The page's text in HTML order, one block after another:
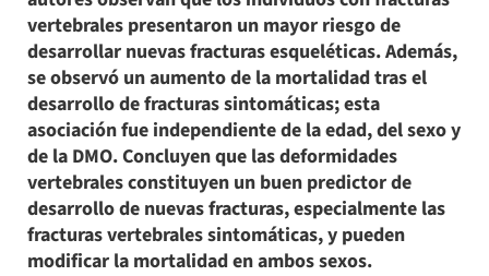
vertebrales presentaron un mayor riesgo de
desarrollar nuevas fracturas esqueléticas. Además,
se observó un aumento de la mortalidad tras el
desarrollo de fracturas sintomáticas; esta
asociación fue independiente de la edad, del sexo y
de la DMO. Concluyen que las deformidades
vertebrales constituyen un buen predictor de
desarrollo de nuevas fracturas, especialmente las
fracturas vertebrales sintomáticas, y pueden
modificar la mortalidad en ambos sexos.